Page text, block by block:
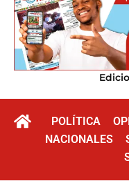
POLÍTICA
NACIONALES